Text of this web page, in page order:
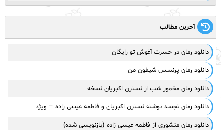
آخرین مطالب
دانلود رمان در حسرت آغوش تو رایگان
دانلود رمان پرنسس شیطون من
دانلود رمان مخمور شب از نسترن اکبریان نسخه
دانلود رمان تجسد نوشته نسترن اکبریان و فاطمه عیسی زاده – ویژه
دانلود رمان منشوری از فاطمه عیسی زاده (بازنویسی شده)